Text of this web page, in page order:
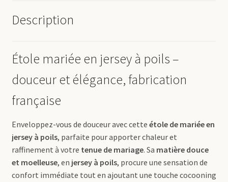
Description
Étole mariée en jersey à poils –
douceur et élégance, fabrication
française
Enveloppez-vous de douceur avec cette étole de mariée en
jersey à poils, parfaite pour apporter chaleur et
raffinement à votre tenue de mariage. Sa matière douce
et moelleuse, en jersey à poils, procure une sensation de
confort immédiate tout en ajoutant une touche cocooning